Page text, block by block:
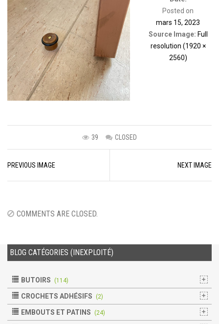
Posted on
mars 15, 2023
Source Image: Full
resolution (1920 ×
2560)
39 CLOSED
navigation
PREVIOUS IMAGE NEXT IMAGE
COMMENTS ARE CLOSED.
BLOG CATÉGORIES (INEXPLOITÉ)
BUTOIRS (114)
CROCHETS ADHÉSIFS (2)
EMBOUTS ET PATINS (24)